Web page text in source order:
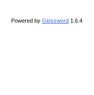
Powered by Glossword 1.6.4